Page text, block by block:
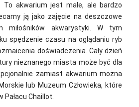
To akwarium jest małe, ale bardzo
ją jako zajęcie na deszczowe
akwarystyki. W tym
spędzenie czasu na oglądaniu ryb
doświadczenia. Cały dzień
nieznanego miasta może być dla
zamiast akwarium można
lub Muzeum Człowieka, które
Pałacu Chaillot.